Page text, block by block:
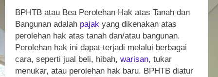
BPHTB atau Bea Perolehan Hak atas Tanah dan
Bangunan adalah pajak yang dikenakan atas
perolehan hak atas tanah dan/atau bangunan.
Perolehan hak ini dapat terjadi melalui berbagai
cara, seperti jual beli, hibah, warisan, tukar
menukar, atau perolehan hak baru. BPHTB diatur